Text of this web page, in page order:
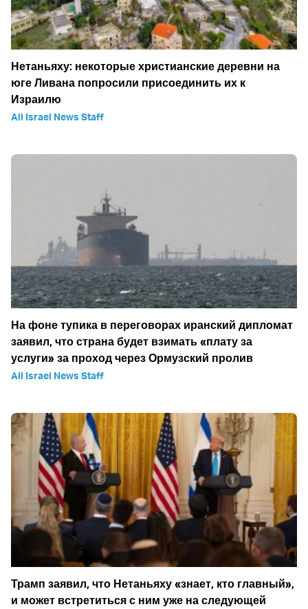
Нетаньяху: некоторые христианские деревни на
юге Ливана попросили присоединить их к
Израилю
All Israel News Staff
На фоне тупика в переговорах иранский дипломат
заявил, что страна будет взимать «плату за
услуги» за проход через Ормузский пролив
All Israel News Staff
Трамп заявил, что Нетаньяху «знает, кто главный»,
и может встретиться с ним уже на следующей